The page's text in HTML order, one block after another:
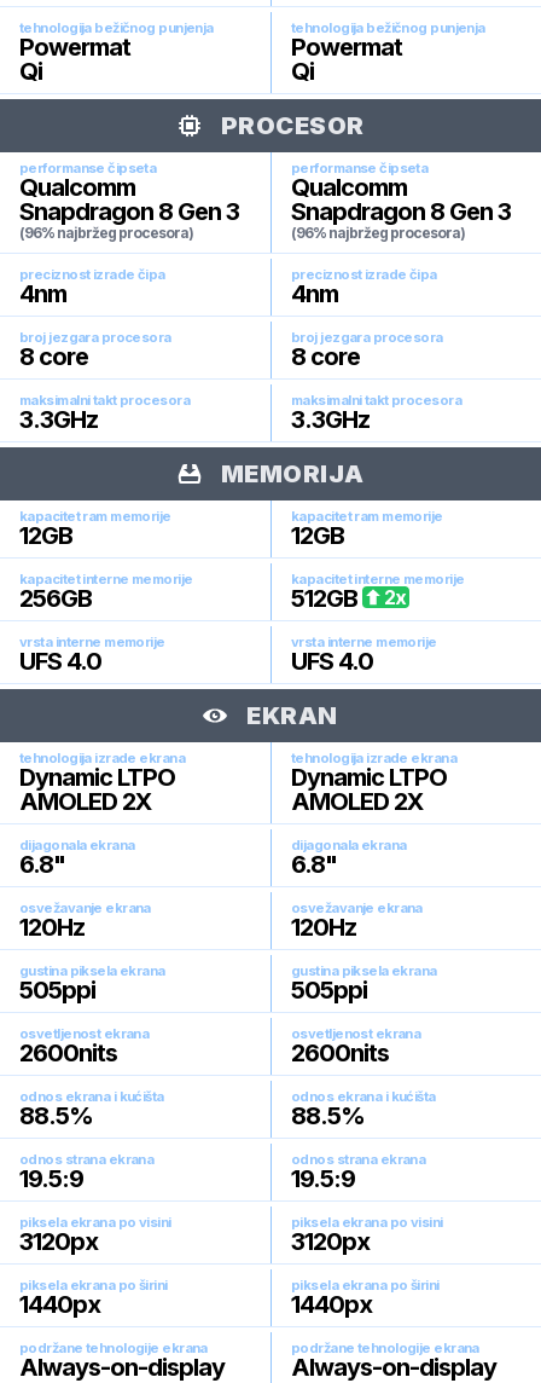
tehnologija bežičnog punjenja
Powermat
Qi
tehnologija bežičnog punjenja
Powermat
Qi
PROCESOR
performanse čipseta
Qualcomm
Snapdragon 8 Gen 3
(96% najbržeg procesora)
performanse čipseta
Qualcomm
Snapdragon 8 Gen 3
(96% najbržeg procesora)
preciznost izrade čipa
4nm
preciznost izrade čipa
4nm
broj jezgara procesora
8 core
broj jezgara procesora
8 core
maksimalni takt procesora
3.3GHz
maksimalni takt procesora
3.3GHz
MEMORIJA
kapacitet ram memorije
12GB
kapacitet ram memorije
12GB
kapacitet interne memorije
256GB
kapacitet interne memorije
512GB 2x
vrsta interne memorije
UFS 4.0
vrsta interne memorije
UFS 4.0
EKRAN
tehnologija izrade ekrana
Dynamic LTPO
AMOLED 2X
tehnologija izrade ekrana
Dynamic LTPO
AMOLED 2X
dijagonala ekrana
6.8"
dijagonala ekrana
6.8"
osvežavanje ekrana
120Hz
osvežavanje ekrana
120Hz
gustina piksela ekrana
505ppi
gustina piksela ekrana
505ppi
osvetljenost ekrana
2600nits
osvetljenost ekrana
2600nits
odnos ekrana i kućišta
88.5%
odnos ekrana i kućišta
88.5%
odnos strana ekrana
19.5:9
odnos strana ekrana
19.5:9
piksela ekrana po visini
3120px
piksela ekrana po visini
3120px
piksela ekrana po širini
1440px
piksela ekrana po širini
1440px
podržane tehnologije ekrana
Always-on-display
podržane tehnologije ekrana
Always-on-display